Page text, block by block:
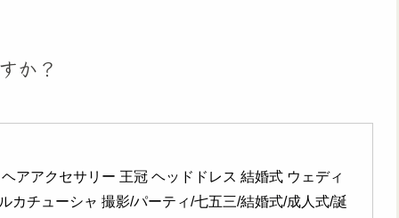
か？
アアクセサリー 王冠 ヘッドドレス 結婚式 ウェディ
カチューシャ 撮影/パーティ/七五三/結婚式/成人式/誕